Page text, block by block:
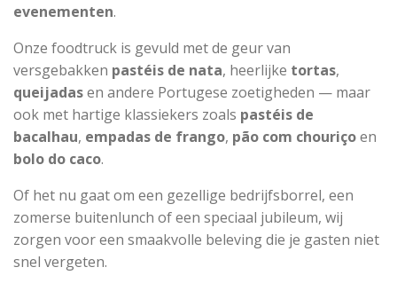
evenementen.
Onze foodtruck is gevuld met de geur van
versgebakken pastéis de nata, heerlijke tortas,
queijadasen andere Portugese zoetigheden — maar
ook met hartige klassiekers zoals pastéis de
bacalhau, empadas de frango, pão com chouriçoen
bolo do caco.
Of het nu gaat om een gezellige bedrijfsborrel, een
zomerse buitenlunch of een speciaal jubileum, wij
zorgen voor een smaakvolle beleving die je gasten niet
snel vergeten.